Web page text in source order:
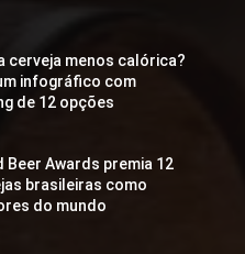
cerveja menos calórica?
infográfico com
de 12 opções
Beer Awards premia 12
brasileiras como
do mundo